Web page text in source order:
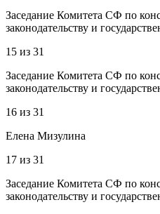
Заседание Комитета СФ по
законодательству и
15 из 31
Заседание Комитета СФ по
законодательству и
16 из 31
Елена Мизулина
17 из 31
Заседание Комитета СФ по
законодательству и